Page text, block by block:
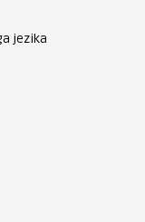
jezika